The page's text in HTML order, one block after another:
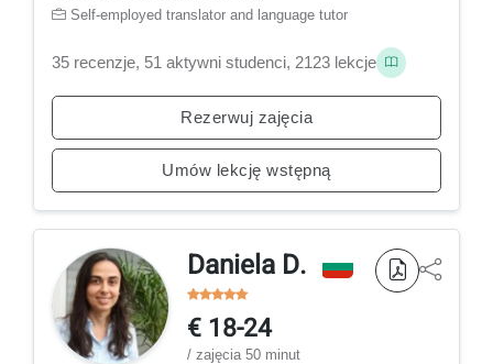
Self-employed translator and language tutor
35 recenzje, 51 aktywni studenci, 2123 lekcje
Rezerwuj zajęcia
Umów lekcję wstępną
Daniela D.
€ 18-24
/ zajęcia 50 minut